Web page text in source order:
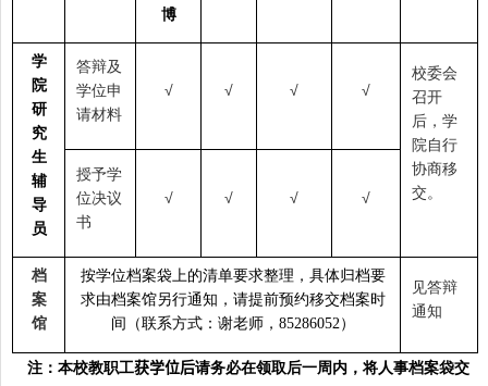
博
学
院
研
究
生
辅
导
员
答辩及
学位申
请材料
√ √ √ √
校委会
召开
后，学
院自行
协商移
交。
授予学
位决议
书
√ √ √ √
档
案
馆
按学位档案袋上的清单要求整理，具体归档要
求由档案馆另行通知，请提前预约移交档案时
间（联系方式：谢老师， 85286052 ）
见答辩
通知
注：本校教职工获学位后请务必在领取后一周内，将人事档案袋交